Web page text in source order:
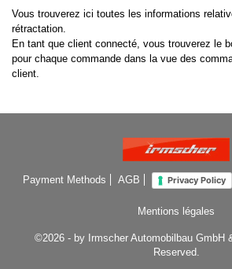
Vous trouverez ici toutes les informations
rétractation.
En tant que client connecté, vous trouverez le
pour chaque commande dans la vue des
client.
Payment Methods AGB Privacy Policy
Mentions légales
©2026 - by Irmscher Automobilbau GmbH
Reserved.